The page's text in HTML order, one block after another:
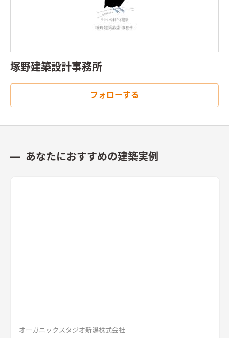
塚野建築設計事務所
フォローする
あなたにおすすめの建築実例
オーガニックスタジオ新潟株式会社